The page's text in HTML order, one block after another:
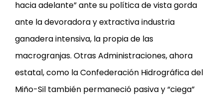
hacia adelante” ante su política de vista gorda
ante la devoradora y extractiva industria
ganadera intensiva, la propia de las
macrogranjas. Otras Administraciones, ahora
estatal, como la Confederación Hidrográfica del
Miño-Sil también permaneció pasiva y “ciega”